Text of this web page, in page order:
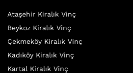
Ataşehir Kiralık Vinç
Beykoz Kiralık Vinç
Çekmeköy Kiralık Vinç
Kadıköy Kiralık Vinç
Kartal Kiralık Vinç